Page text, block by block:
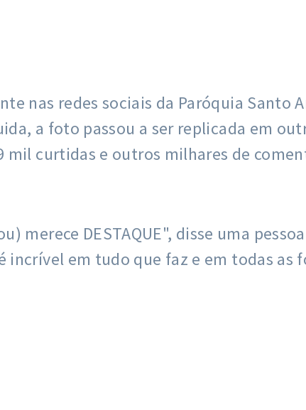
nas redes sociais da Paróquia Santo
a foto passou a ser replicada em
mil curtidas e outros milhares de
merece DESTAQUE", disse uma
incrível em tudo que faz e em todas as